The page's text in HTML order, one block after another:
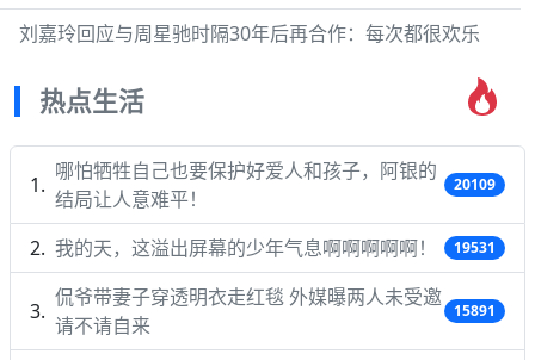
刘嘉玲回应与周星驰时隔30年后再合作：每次都很欢乐
热点生活
哪怕牺牲自己也要保护好爱人和孩子，阿银的
结局让人意难平！
20109
我的天，这溢出屏幕的少年气息啊啊啊啊啊！ 19531
侃爷带妻子穿透明衣走红毯 外媒曝两人未受邀
请不请自来
15891